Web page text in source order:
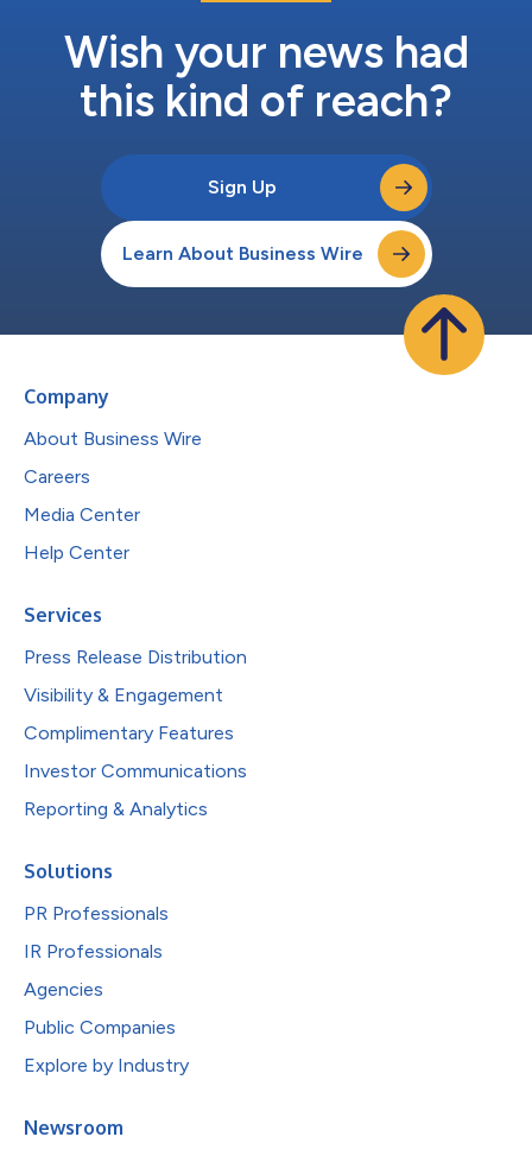
Wish your news had
this kind of reach?
Sign Up
Learn About Business Wire
Company
About Business Wire
Careers
Media Center
Help Center
Services
Press Release Distribution
Visibility & Engagement
Complimentary Features
Investor Communications
Reporting & Analytics
Solutions
PR Professionals
IR Professionals
Agencies
Public Companies
Explore by Industry
Newsroom